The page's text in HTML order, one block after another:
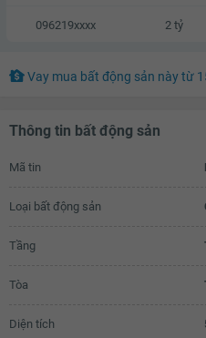
096219xxxx 2 tỷ
Vay mua bất động sản nàytừ
Thông tin bất động sản
Mã tin
Loại bất động sản
Tầng
Tòa
Diện tích